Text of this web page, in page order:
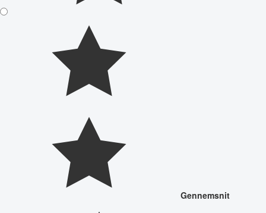
Gennemsnit